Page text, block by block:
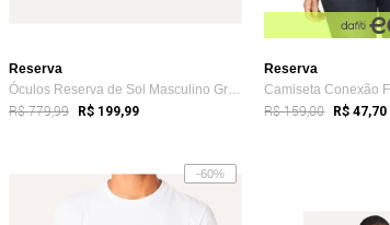
Reserva
Óculos Reserva de Sol Masculino Groove T...
R$ 779,99 R$ 199,99
Reserva
R$ 159,00 R$ 47,70
-60%